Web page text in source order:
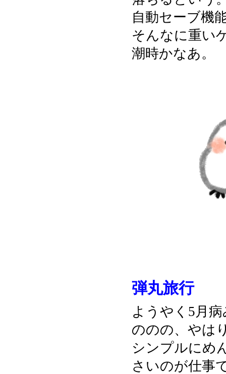
自動セーブ機
そんなに重い
潮時かなあ。
弾丸旅行
ようやく5月
ののの、やは
シンプルにめ
さいのが仕事